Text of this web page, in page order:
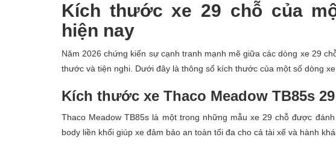
Kích thước xe 29 chỗ của
hiện nay
Năm 2026 chứng kiến sự cạnh tranh mạnh mẽ giữa các dòng xe 29
thước và tiện nghi. Dưới đây là thông số kích thước của một số dòng
Kích thước xe Thaco Meadow TB85s
Thaco Meadow TB85s là một trong những mẫu xe 29 chỗ được
body liền khối giúp xe đảm bảo an toàn tối đa cho cả tài xế và hành